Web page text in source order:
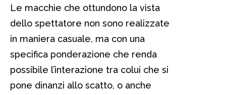
Le macchie che ottundono la vista
dello spettatore non sono realizzate
in maniera casuale, ma con una
specifica ponderazione che renda
possibile l’interazione tra colui che si
pone dinanzi allo scatto, o anche